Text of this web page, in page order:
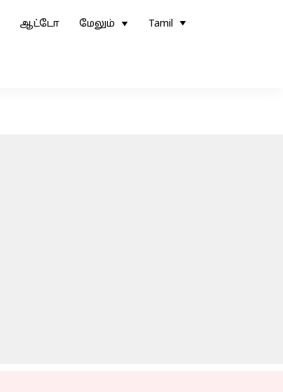
ஆட்டோ மேலும் Tamil